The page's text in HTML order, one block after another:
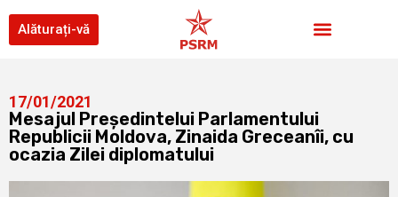
Alăturați-vă
17/01/2021
Mesajul Președintelui Parlamentului
Republicii Moldova, Zinaida Greceanîi, cu
ocazia Zilei diplomatului